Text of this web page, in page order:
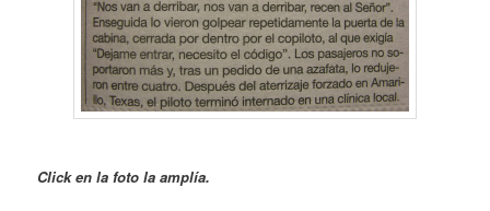
Click en la foto la amplía.